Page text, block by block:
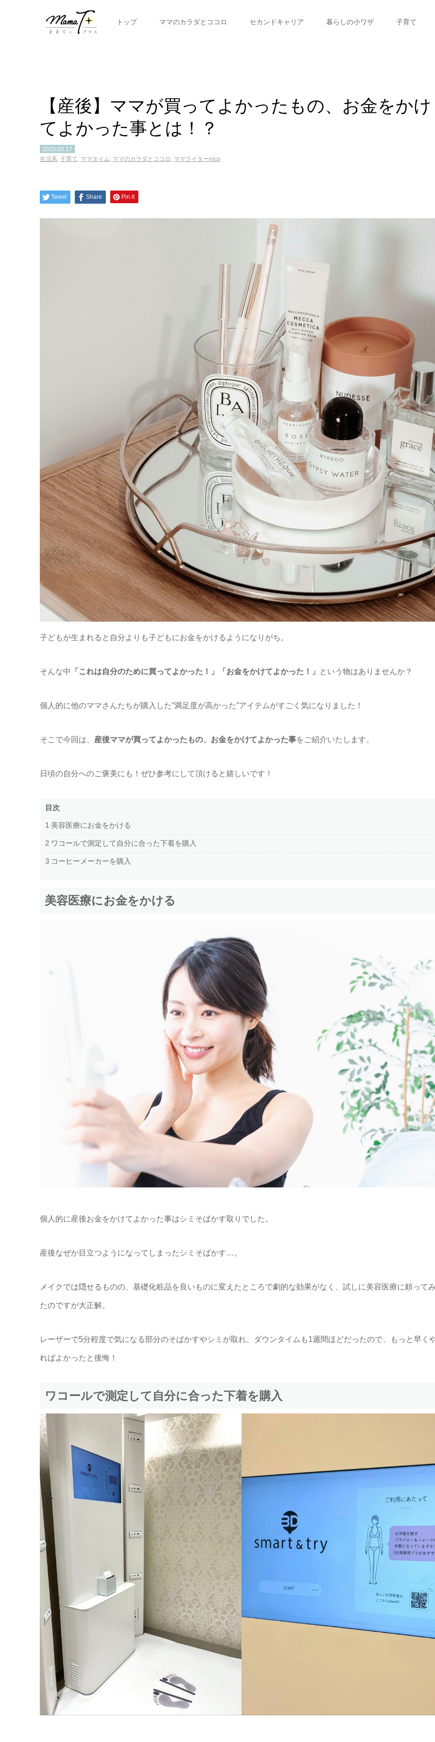
トップ ママのカラダとココロ セカンドキャリア 暮らしの小ワザ 子育て
【産後】ママが買ってよかったもの、お金をかけ
てよかった事とは！？
2025.03.17
生活系, 子育て, ママタイム, ママのカラダとココロ , ママライターroco
Tweet Share Pin it
子どもが生まれると自分よりも子どもにお金をかけるようになりがち。
そんな中 「これは自分のために買ってよかった！」「お金をかけてよかった！」 という物はありませんか？
個人的に他のママさんたちが購入した”満足度が高かった”アイテムがすごく気になりました！
そこで今回は、 産後ママが買ってよかったもの、お金をかけてよかった事をご紹介いたします。
日頃の自分へのご褒美にも！ぜひ参考にして頂けると嬉しいです！
目次
1 美容医療にお金をかける
2 ワコールで測定して自分に合った下着を購入
3 コーヒーメーカーを購入
美容医療にお金をかける
個人的に産後お金をかけてよかった事はシミそばかす取りでした。
産後なぜか目立つようになってしまったシミそばかす…。
メイクでは隠せるものの、基礎化粧品を良いものに変えたところで劇的な効果がなく、試しに美容医療に頼って
たのですが大正解。
レーザーで5分程度で気になる部分のそばかすやシミが取れ、ダウンタイムも1週間ほどだったので、もっと早く
ればよかったと後悔！
ワコールで測定して自分に合った下着を購入